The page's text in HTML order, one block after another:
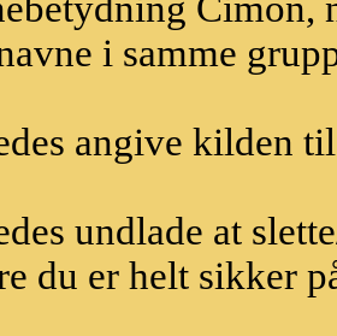
i samme
angive kilden
undlade at
du er helt sikker